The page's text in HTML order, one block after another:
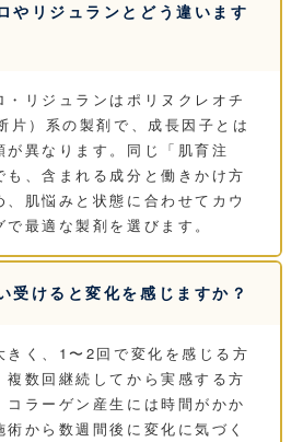
やリジュランとどう違います
・リジュランはポリヌクレオチ
片）系の製剤で、成長因子とは
が異なります。同じ「肌育注
も、含まれる成分と働きかけ方
、肌悩みと状態に合わせてカウ
で最適な製剤を選びます。
受けると変化を感じますか？
きく、1〜2回で変化を感じる方
複数回継続してから実感する方
コラーゲン産生には時間がかか
術から数週間後に変化に気づく